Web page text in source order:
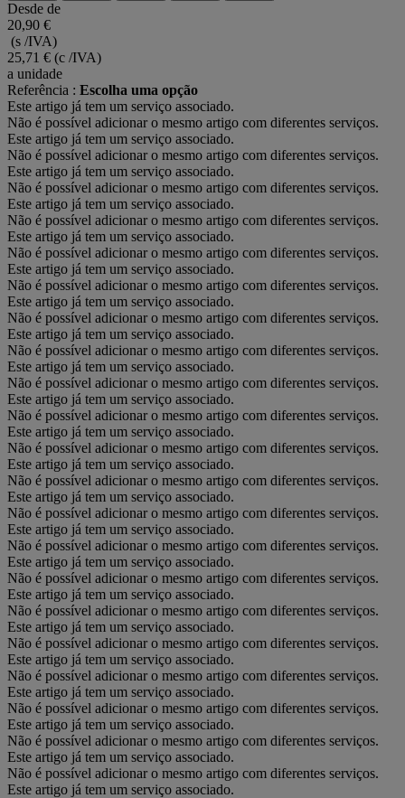
Desde de
20,90 €
(s /IVA)
25,71 € (c /IVA)
a unidade
Referência : Escolha uma opção
Este artigo já tem um serviço associado.
Não é possível adicionar o mesmo artigo com diferentes serviços.
Este artigo já tem um serviço associado.
Não é possível adicionar o mesmo artigo com diferentes serviços.
Este artigo já tem um serviço associado.
Não é possível adicionar o mesmo artigo com diferentes serviços.
Este artigo já tem um serviço associado.
Não é possível adicionar o mesmo artigo com diferentes serviços.
Este artigo já tem um serviço associado.
Não é possível adicionar o mesmo artigo com diferentes serviços.
Este artigo já tem um serviço associado.
Não é possível adicionar o mesmo artigo com diferentes serviços.
Este artigo já tem um serviço associado.
Não é possível adicionar o mesmo artigo com diferentes serviços.
Este artigo já tem um serviço associado.
Não é possível adicionar o mesmo artigo com diferentes serviços.
Este artigo já tem um serviço associado.
Não é possível adicionar o mesmo artigo com diferentes serviços.
Este artigo já tem um serviço associado.
Não é possível adicionar o mesmo artigo com diferentes serviços.
Este artigo já tem um serviço associado.
Não é possível adicionar o mesmo artigo com diferentes serviços.
Este artigo já tem um serviço associado.
Não é possível adicionar o mesmo artigo com diferentes serviços.
Este artigo já tem um serviço associado.
Não é possível adicionar o mesmo artigo com diferentes serviços.
Este artigo já tem um serviço associado.
Não é possível adicionar o mesmo artigo com diferentes serviços.
Este artigo já tem um serviço associado.
Não é possível adicionar o mesmo artigo com diferentes serviços.
Este artigo já tem um serviço associado.
Não é possível adicionar o mesmo artigo com diferentes serviços.
Este artigo já tem um serviço associado.
Não é possível adicionar o mesmo artigo com diferentes serviços.
Este artigo já tem um serviço associado.
Não é possível adicionar o mesmo artigo com diferentes serviços.
Este artigo já tem um serviço associado.
Não é possível adicionar o mesmo artigo com diferentes serviços.
Este artigo já tem um serviço associado.
Não é possível adicionar o mesmo artigo com diferentes serviços.
Este artigo já tem um serviço associado.
Não é possível adicionar o mesmo artigo com diferentes serviços.
Este artigo já tem um serviço associado.